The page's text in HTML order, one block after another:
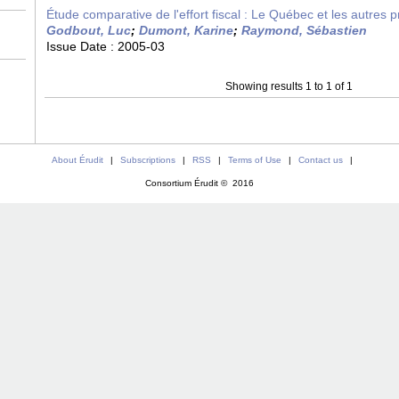
Étude comparative de l'effort fiscal : Le Québec et les autres
Godbout, Luc; Dumont, Karine; Raymond, Sébastien
Issue Date : 2005-03
Showing results 1 to 1 of 1
About Érudit | Subscriptions | RSS | Terms of Use | Contact us |
Consortium Érudit © 2016